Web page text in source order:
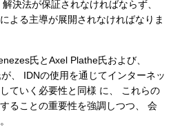
決法が保証されなければならず、
よる主導が展開されなければなりま
氏とAxel Plathe氏および、
、 IDNの使用を通じてインターネッ
ていく必要性と同様 に、 これらの
ることの重要性を強調しつつ、 会